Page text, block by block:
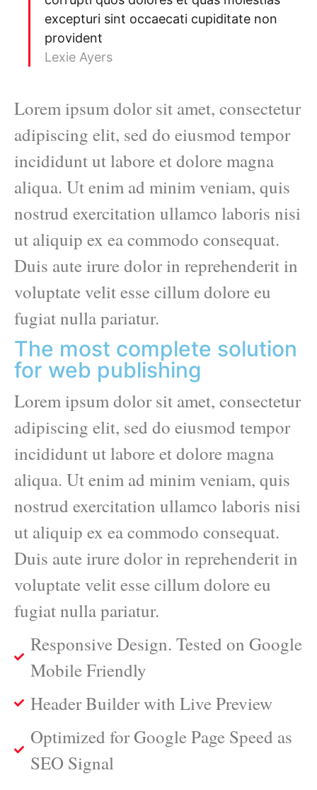
excepturi sint occaecati cupiditate non
provident
Lexie Ayers
Lorem ipsum dolor sit amet, consectetur
adipiscing elit, sed do eiusmod tempor
incididunt ut labore et dolore magna
aliqua. Ut enim ad minim veniam, quis
nostrud exercitation ullamco laboris nisi
ut aliquip ex ea commodo consequat.
Duis aute irure dolor in reprehenderit in
voluptate velit esse cillum dolore eu
fugiat nulla pariatur.
The most complete solution
for web publishing
Lorem ipsum dolor sit amet, consectetur
adipiscing elit, sed do eiusmod tempor
incididunt ut labore et dolore magna
aliqua. Ut enim ad minim veniam, quis
nostrud exercitation ullamco laboris nisi
ut aliquip ex ea commodo consequat.
Duis aute irure dolor in reprehenderit in
voluptate velit esse cillum dolore eu
fugiat nulla pariatur.
Responsive Design. Tested on Google
Mobile Friendly
Header Builder with Live Preview
Optimized for Google Page Speed as
SEO Signal